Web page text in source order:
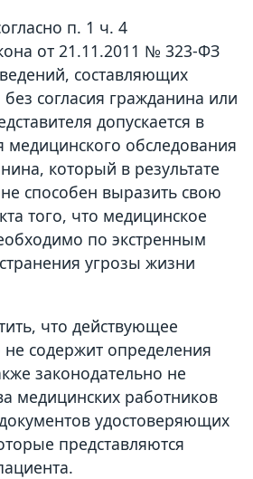
п. 1 ч. 4
от 21.11.2011 № 323-ФЗ
составляющих
согласия гражданина или
допускается в
медицинского обследования
который в результате
способен выразить свою
того, что медицинское
по экстренным
угрозы жизни
что действующее
не содержит определения
законодательно не
медицинских работников
удостоверяющих
представляются